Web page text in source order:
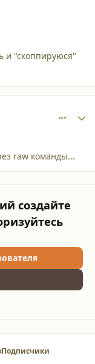
и "скоппируюся"
raw команды...
создайте
Подписчики